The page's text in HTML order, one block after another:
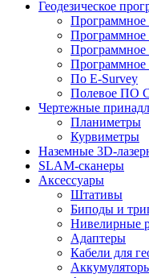
Геодезическое
Программное
Программное
Программное
Программное
По E-Survey
Полевое ПО
Чертежные
Планиметры
Курвиметры
Наземные 3D-
SLAM-сканеры
Аксессуары
Штативы
Биподы и
Нивелирные
Адаптеры
Кабели для